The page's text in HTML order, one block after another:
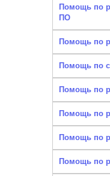
Помощь по
ПО
Помощь по
Помощь по
Помощь по
Помощь по
Помощь по
Помощь по